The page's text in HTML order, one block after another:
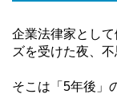
企業法律家とし
ズを受けた夜、不
そこは「5年後」